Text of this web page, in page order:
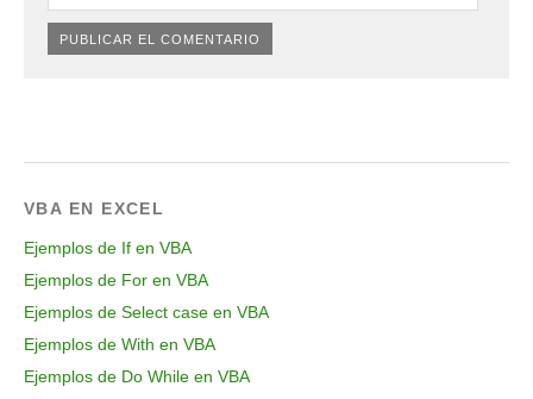
VBA EN EXCEL
Ejemplos de If en VBA
Ejemplos de For en VBA
Ejemplos de Select case en VBA
Ejemplos de With en VBA
Ejemplos de Do While en VBA